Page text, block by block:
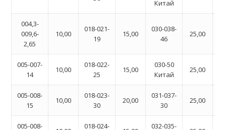
Китай
004,3-
009,6-
2,65
10,00
018-021-
19
15,00
030-038-
46
25,00
005-007-
14
10,00
018-022-
25
15,00
030-50
Китай
25,00
005-008-
15
10,00
018-023-
30
20,00
031-037-
30
25,00
005-008-
018-024-
032-035-